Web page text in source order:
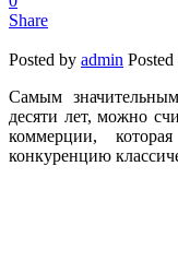
Share
Posted by admin Posted
Самым
десяти лет, можно
коммерции,
конкуренцию